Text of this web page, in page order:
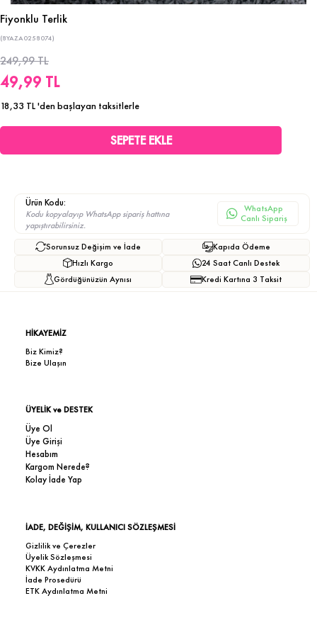
Fiyonklu Terlik
(8YAZA0258074)
249,99 TL
49,99 TL
18,33 TL'den başlayan taksitlerle
Ürün Kodu:
Kodu kopyalayıp WhatsApp sipariş hattına
yapıştırabilirsiniz.
WhatsApp
Canlı Sipariş
Sorunsuz Değişim ve İade
Hızlı Kargo
Gördüğünüzün Aynısı
Kapıda Ödeme
24 Saat Canlı Destek
Kredi Kartına 3 Taksit
HİKAYEMİZ
Biz Kimiz?
Bize Ulaşın
ÜYELİK ve DESTEK
Üye Ol
Üye Girişi
Hesabım
Kargom Nerede?
Kolay İade Yap
İADE, DEĞİŞİM, KULLANICI SÖZLEŞMESİ
Gizlilik ve Çerezler
Üyelik Sözleşmesi
KVKK Aydınlatma Metni
İade Prosedürü
ETK Aydınlatma Metni